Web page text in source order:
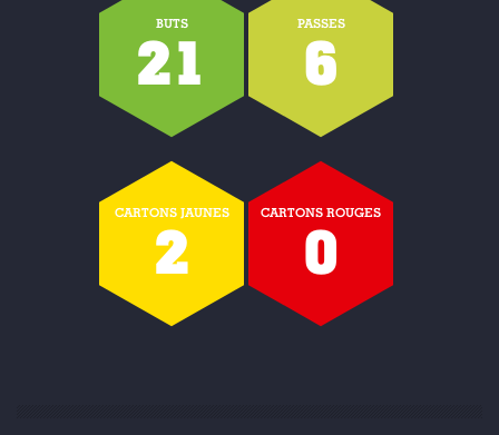
BUTS
21
PASSES
6
CARTONS JAUNES
2
CARTONS ROUGES
0